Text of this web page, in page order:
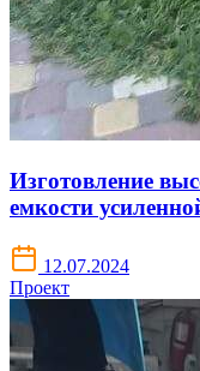
Изготовление
емкости
12.07.2024
Проект